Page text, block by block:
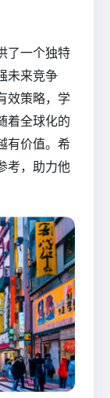
了一个独特
未来竞争
效策略，学
着全球化的
有价值。希
考，助力他